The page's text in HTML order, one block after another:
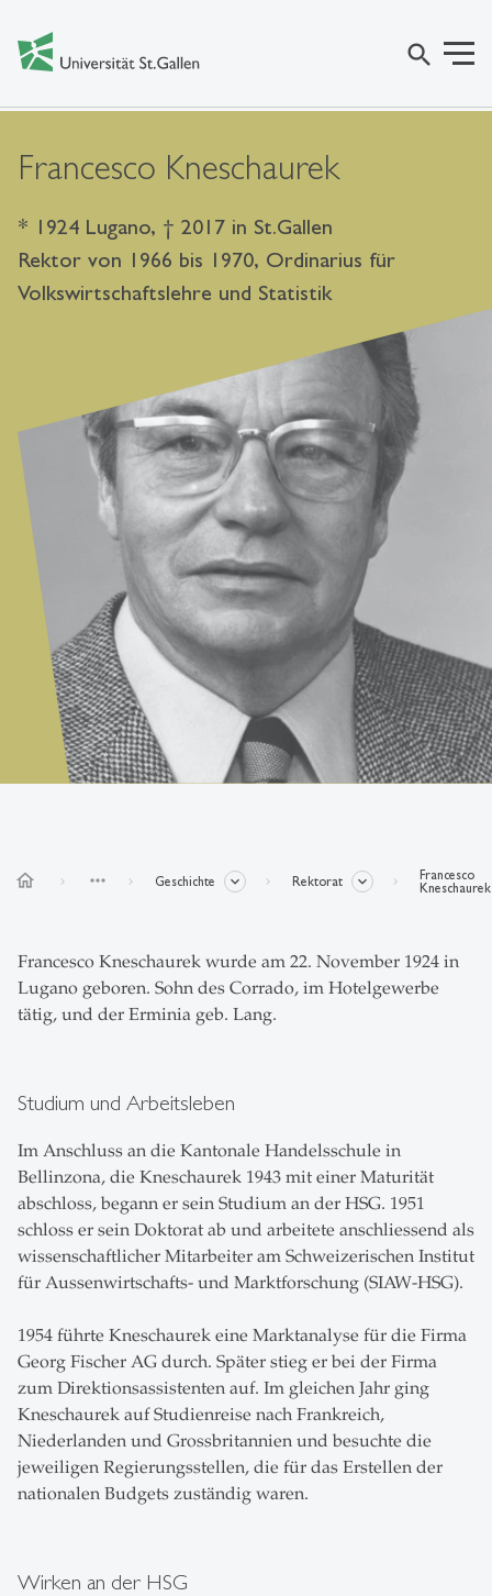
search
Francesco Kneschaurek
* 1924 Lugano, † 2017 in St.Gallen
Rektor von 1966 bis 1970, Ordinarius für
Volkswirtschaftslehre und Statistik
home more_horiz Geschichte Rektorat
Francesco
Kneschaurek
Francesco Kneschaurek wurde am 22. November 1924 in
Lugano geboren. Sohn des Corrado, im Hotelgewerbe
tätig, und der Erminia geb. Lang.
Studium und Arbeitsleben
Im Anschluss an die Kantonale Handelsschule in
Bellinzona, die Kneschaurek 1943 mit einer Maturität
abschloss, begann er sein Studium an der HSG. 1951
schloss er sein Doktorat ab und arbeitete anschliessend als
wissenschaftlicher Mitarbeiter am Schweizerischen Institut
für Aussenwirtschafts- und Marktforschung (SIAW-HSG).
1954 führte Kneschaurek eine Marktanalyse für die Firma
Georg Fischer AG durch. Später stieg er bei der Firma
zum Direktionsassistenten auf. Im gleichen Jahr ging
Kneschaurek auf Studienreise nach Frankreich,
Niederlanden und Grossbritannien und besuchte die
jeweiligen Regierungsstellen, die für das Erstellen der
nationalen Budgets zuständig waren.
Wirken an der HSG